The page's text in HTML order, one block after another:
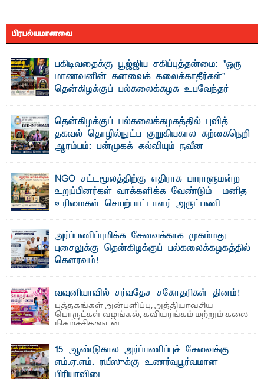
பிரபல்யமானவை
பகிடிவதைக்கு பூஜ்ஜிய சகிப்புத்தன்மை: "ஒரு
மாணவனின் கனவைக் கலைக்காதீர்கள்" –
தென்கிழக்குப் பல்கலைக்கழக உபவேந்தர்
"ஒ ரு மாணவனின் அல்லது மாணவியின் கனவு என்னால்
கலைக்கப்படாது" என்ற உறுதியை ஒவ்வொரு மாணவரும் ...
தென்கிழக்குப் பல்கலைக்கழகத்தில் புவித்
தகவல் தொழில்நுட்ப குறுகியகால கற்கைநெறி
ஆரம்பம்: பன்முகக் கல்வியும் நவீன
பேராசிரியர் எம். எம். பாஸில்
தெ ன்கிழக்குப் பல்கலைக்கழகத்தின் கலை மற்றும் கலாசார
பீடத்தின் புவியியல் துறையினால் ...
NGO சட்டமூலத்திற்கு எதிராக பாராளுமன்ற
உறுப்பினர்கள் வாக்களிக்க வேண்டும் – மனித
உரிமைகள் செயற்பாட்டாளர் அருட்பணி
ஜே. எப். காமிலா பேகம்- இ லங்கை அரசாங்கம் அரசுசாரா
அமைப்புகள் (NGO) தொடர்பான புதிய சட்டமூலத்தை ...
அர்ப்பணிப்புமிக்க சேவைக்காக முகம்மது
புசைலுக்கு தென்கிழக்குப் பல்கலைக்கழகத்தில்
கௌரவம்!
வவுனியாவில் சர்வதேச சகோதரிகள் தினம்!
புத்தகங்கள் அன்பளிப்பு, அத்தியாவசிய
பொருட்கள் வழங்கல், கவியரங்கம் மற்றும் கலை
நிகழ்ச்சிகளுடன் ...
15 ஆண்டுகால அர்ப்பணிப்புச் சேவைக்கு
எம்.ஏ.எம். ரயீஸுக்கு உணர்வுபூர்வமான
பிரியாவிடை